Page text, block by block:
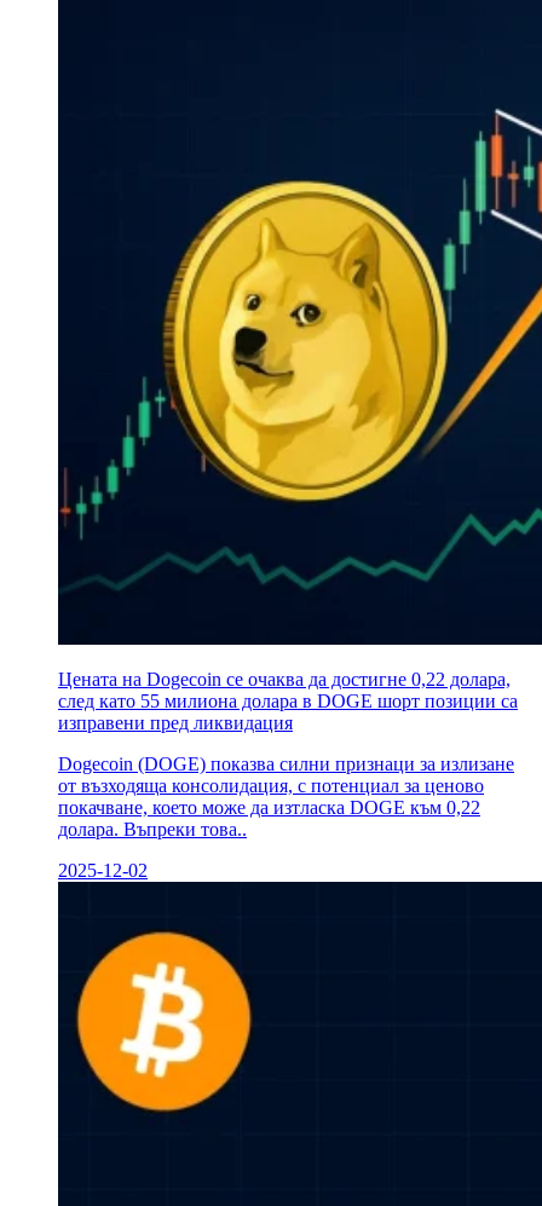
Цената на Dogecoin се очаква да достигне 0,22 долара,
след като 55 милиона долара в DOGE шорт позиции са
изправени пред ликвидация
Dogecoin (DOGE) показва силни признаци за излизане
от възходяща консолидация, с потенциал за ценово
покачване, което може да изтласка DOGE към 0,22
долара. Въпреки това..
2025-12-02